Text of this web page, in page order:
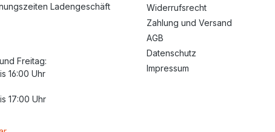
Ladengeschäft
Freitag:
16:00 Uhr
17:00 Uhr
Widerrufsrecht
Zahlung und Versand
AGB
Datenschutz
Impressum